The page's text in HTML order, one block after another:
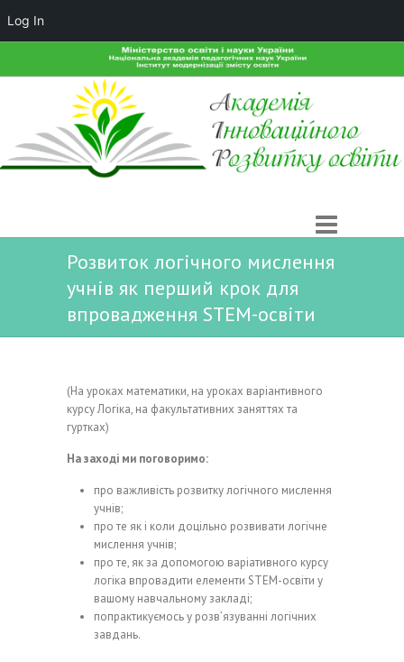
Розвиток логічного мислення
учнів як перший крок для
впровадження STEM-освіти
(На уроках математики, на уроках варіантивного
курсу Логіка, на факультативних заняттях та
гуртках)
На заході ми поговоримо:
про важливість розвитку логічного мислення
учнів;
про те як і коли доцільно розвивати логічне
мислення учнів;
про те, як за допомогою варіативного курсу
логіка впровадити елементи STEM-освіти у
вашому навчальному закладі;
попрактикуємось у розв’язуванні логічних
завдань.
Log In